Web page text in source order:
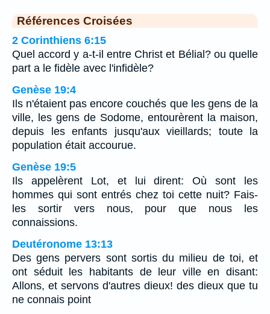
Références Croisées
2 Corinthiens 6:15
Quel accord y a-t-il entre Christ et Bélial? ou quelle
part a le fidèle avec l'infidèle?
Genèse 19:4
Ils n'étaient pas encore couchés que les gens de la
ville, les gens de Sodome, entourèrent la maison,
depuis les enfants jusqu'aux vieillards; toute la
population était accourue.
Genèse 19:5
Ils appelèrent Lot, et lui dirent: Où sont les
hommes qui sont entrés chez toi cette nuit? Fais-
les sortir vers nous, pour que nous les
connaissions.
Deutéronome 13:13
Des gens pervers sont sortis du milieu de toi, et
ont séduit les habitants de leur ville en disant:
Allons, et servons d'autres dieux! des dieux que tu
ne connais point